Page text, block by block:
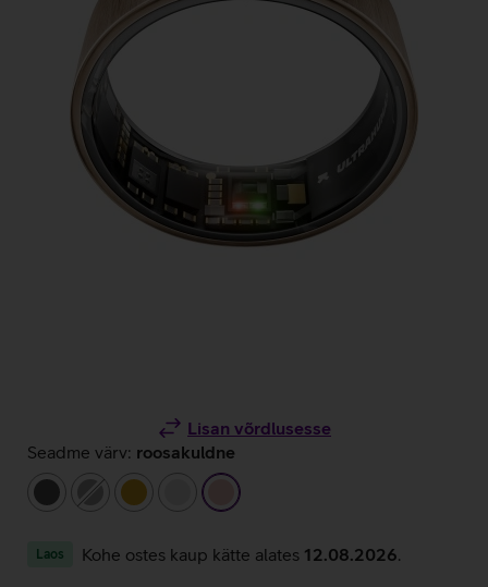
Lisan võrdlusesse
Seadme värv: roosakuldne
tumehall
hall kuldne hõbedaneroosakuldne
Laos Kohe ostes kaup kätte alates 12.08.2026